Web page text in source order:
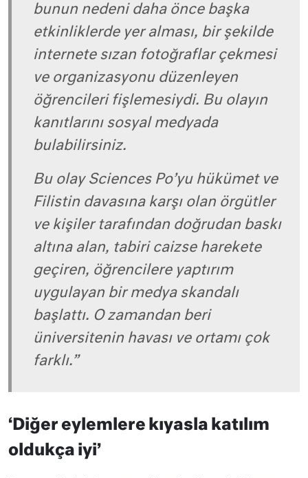
bunun nedeni daha önce başka
etkinliklerde yer alması, bir şekilde
internete sızan fotoğraflar çekmesi
ve organizasyonu düzenleyen
öğrencileri fişlemesiydi. Bu olayın
kanıtlarını sosyal medyada
bulabilirsiniz.
Bu olay Sciences Po’yu hükümet ve
Filistin davasına karşı olan örgütler
ve kişiler tarafından doğrudan baskı
altına alan, tabiri caizse harekete
geçiren, öğrencilere yaptırım
uygulayan bir medya skandalı
başlattı. O zamandan beri
üniversitenin havası ve ortamı çok
farklı.”
‘Diğer eylemlere kıyasla katılım
oldukça iyi’